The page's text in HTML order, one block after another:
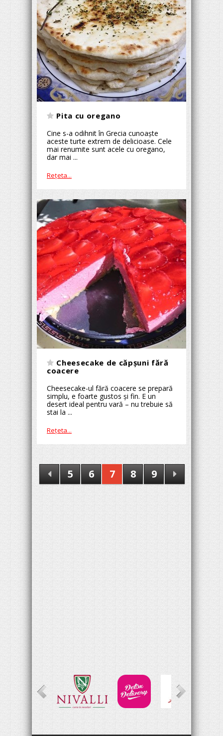
Pita cu oregano
Cine s-a odihnit în Grecia cunoaște
aceste turte extrem de delicioase. Cele
mai renumite sunt acele cu oregano,
dar mai ...
Reţeta...
Cheesecake de căpșuni fără
coacere
Cheesecake-ul fără coacere se prepară
simplu, e foarte gustos și fin. E un
desert ideal pentru vară – nu trebuie să
stai la ...
Reţeta...
5 6 7 8 9